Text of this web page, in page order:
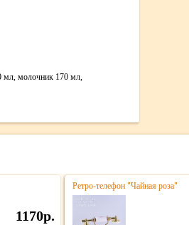
мл, молочник 170 мл,
1170р.
Ретро-телефон "Чайная роза"